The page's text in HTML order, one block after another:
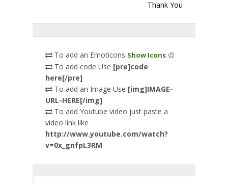
Thank You
To add an Emoticons Show Icons
To add code Use [pre]code
here[/pre]
To add an Image Use [img]IMAGE-
URL-HERE[/img]
To add Youtube video just paste a
video link like
http://www.youtube.com/watch?
v=0x_gnfpL3RM